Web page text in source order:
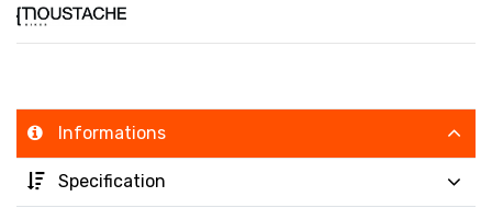
Informations
Specification